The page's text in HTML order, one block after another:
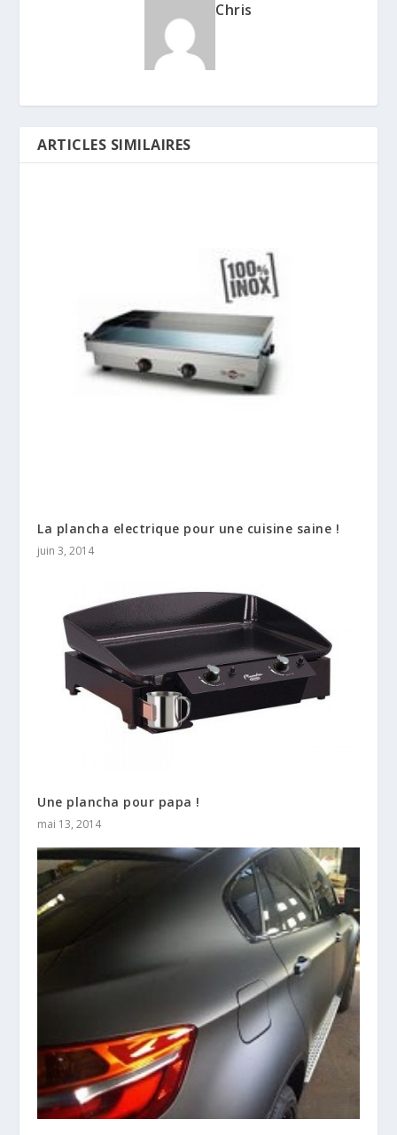
Chris
ARTICLES SIMILAIRES
La plancha electrique pour une cuisine saine !
juin 3, 2014
Une plancha pour papa !
mai 13, 2014